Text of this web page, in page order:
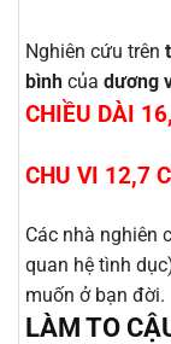
Nghiên cứu trên
bình của dương
CHIỀU DÀI
CHU VI 12,7
Các nhà nghiên
quan hệ tình
muốn ở bạn đời.
LÀM TO